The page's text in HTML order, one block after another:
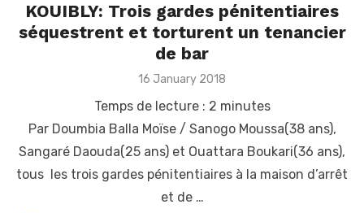
KOUIBLY: Trois gardes pénitentiaires
séquestrent et torturent un tenancier
de bar
Posted
16 January 2018
Temps de lecture : 2 minutes
Par Doumbia Balla Moïse / Sanogo Moussa(38 ans),
Sangaré Daouda(25 ans) et Ouattara Boukari(36 ans),
tous les trois gardes pénitentiaires à la maison d’arrêt
et de …